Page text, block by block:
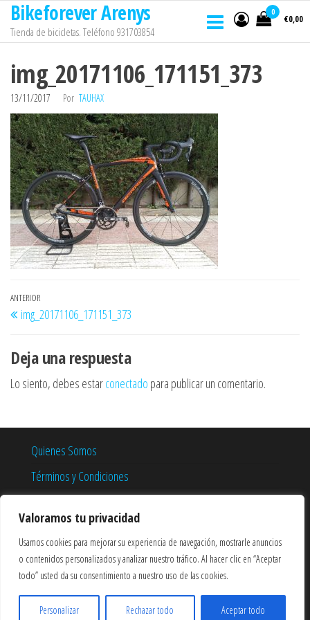
Valoramos tu privacidad
Usamos cookies para mejorar su experiencia de navegación, mostrarle anuncios
o contenidos personalizados y analizar nuestro tráfico. Al hacer clic en “Aceptar
todo” usted da su consentimiento a nuestro uso de las cookies.
Personalizar Rechazar todo Aceptar todo
Saltar
contenido
Bikeforever Arenys
Tienda de bicicletas. Teléfono 931703854
0
€0,00
img_20171106_171151_373
13/11/2017 Por TAUHAX
Navegación
de
entradas
Entrada
anterior
ANTERIOR
img_20171106_171151_373
Deja una respuesta
Lo siento, debes estarconectado para publicar un comentario.
Quienes Somos
Términos y Condiciones
Política de Cookies
Funciona gracias aWordPress Popularis